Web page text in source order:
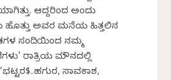
ಆದ್ದರಿಂದ ಅಂದು
ಹೊತ್ತು ಅವರ ಮನೆಯ ಹಿತ್ತಲಿನ
ಸಂದಿಯಿಂದ ನಮ್ಮ
ರಾತ್ರಿಯ ಮೌನದಲ್ಲಿ
ಸಾವಕಾಶ,